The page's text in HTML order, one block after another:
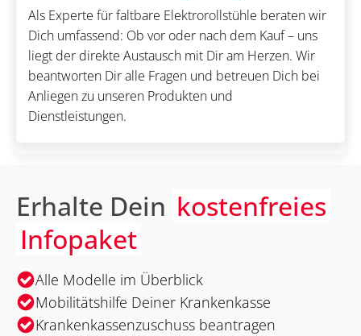
Als Experte für faltbare Elektrorollstühle beraten wir
Dich umfassend: Ob vor oder nach dem Kauf – uns
liegt der direkte Austausch mit Dir am Herzen. Wir
beantworten Dir alle Fragen und betreuen Dich bei
Anliegen zu unseren Produkten und
Dienstleistungen.
Erhalte Dein kostenfreies
Infopaket
Alle Modelle im Überblick
Mobilitätshilfe Deiner Krankenkasse
Krankenkassenzuschuss beantragen